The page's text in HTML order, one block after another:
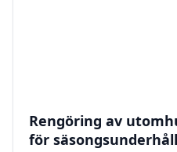
Rengöring av
för säsongsunderhåll